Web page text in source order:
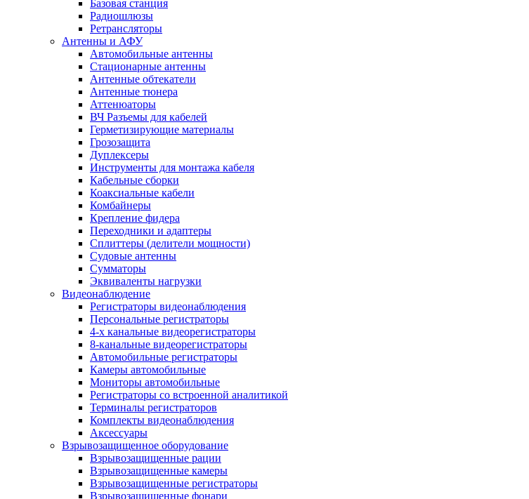
Базовая станция
Радиошлюзы
Ретрансляторы
Антенны и АФУ
Автомобильные антенны
Стационарные антенны
Антенные обтекатели
Антенные тюнера
Аттенюаторы
ВЧ Разъемы для кабелей
Герметизирующие материалы
Грозозащита
Дуплексеры
Инструменты для монтажа кабеля
Кабельные сборки
Коаксиальные кабели
Комбайнеры
Крепление фидера
Переходники и адаптеры
Сплиттеры (делители мощности)
Судовые антенны
Сумматоры
Эквиваленты нагрузки
Видеонаблюдение
Регистраторы видеонаблюдения
Персональные регистраторы
4-х канальные видеорегистраторы
8-канальные видеорегистраторы
Автомобильные регистраторы
Камеры автомобильные
Мониторы автомобильные
Регистраторы со встроенной аналитикой
Терминалы регистраторов
Комплекты видеонаблюдения
Аксессуары
Взрывозащищенное оборудование
Взрывозащищенные рации
Взрывозащищенные камеры
Взрывозащищенные регистраторы
Взрывозащищенные фонари